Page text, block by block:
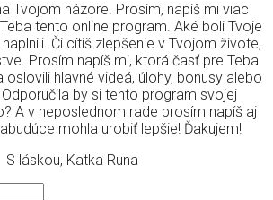
Tvojom názore. Prosím, napíš mi viac
tento online program. Aké boli Tvoje
Či cítiš zlepšenie v Tvojom živote,
Prosím napíš mi, ktorá časť pre Teba
oslovili hlavné videá, úlohy, bonusy alebo
by si tento program svojej
A v neposlednom rade prosím napíš aj
mohla urobiť lepšie! Ďakujem!
S láskou, Katka Runa